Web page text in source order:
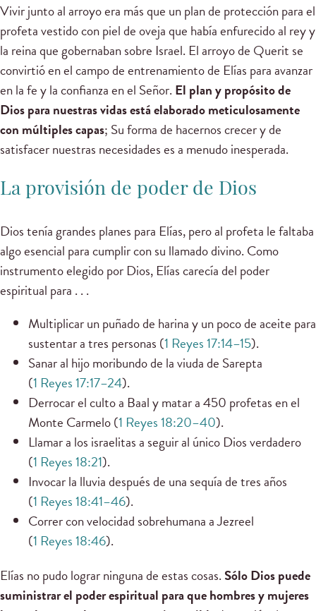
Vivir junto al arroyo era más que un plan de protección para el
profeta vestido con piel de oveja que había enfurecido al rey y
la reina que gobernaban sobre Israel. El arroyo de Querit se
convirtió en el campo de entrenamiento de Elías para avanzar
en la fe y la confianza en el Señor. El plan y propósito de
Dios para nuestras vidas está elaborado meticulosamente
con múltiples capas; Su forma de hacernos crecer y de
satisfacer nuestras necesidades es a menudo inesperada.
La provisión de poder de Dios
Dios tenía grandes planes para Elías, pero al profeta le faltaba
algo esencial para cumplir con su llamado divino. Como
instrumento elegido por Dios, Elías carecía del poder
espiritual para . . .
Multiplicar un puñado de harina y un poco de aceite para
sustentar a tres personas (1 Reyes 17:14–15).
Sanar al hijo moribundo de la viuda de Sarepta
(1 Reyes 17:17–24).
Derrocar el culto a Baal y matar a 450 profetas en el
Monte Carmelo (1 Reyes 18:20–40).
Llamar a los israelitas a seguir al único Dios verdadero
(1 Reyes 18:21).
Invocar la lluvia después de una sequía de tres años
(1 Reyes 18:41–46).
Correr con velocidad sobrehumana a Jezreel
(1 Reyes 18:46).
Elías no pudo lograr ninguna de estas cosas. Sólo Dios puede
suministrar el poder espiritual para que hombres y mujeres